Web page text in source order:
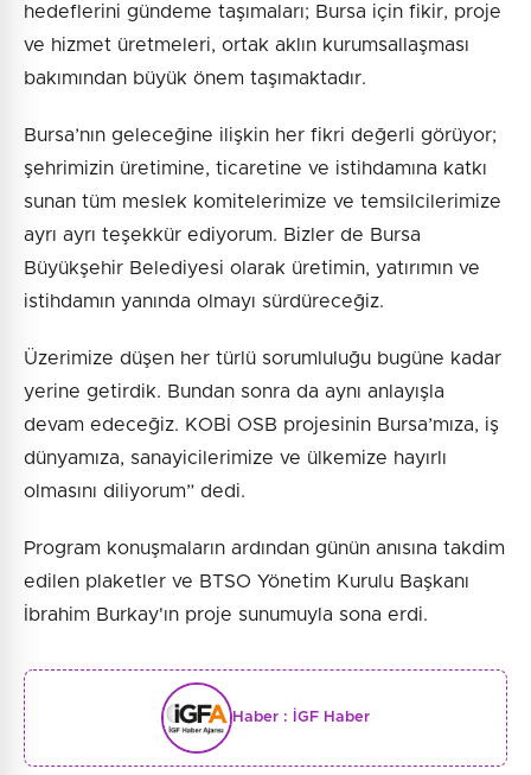
hedeflerini gündeme taşımaları; Bursa için fikir, proje
ve hizmet üretmeleri, ortak aklın kurumsallaşması
bakımından büyük önem taşımaktadır.
Bursa’nın geleceğine ilişkin her fikri değerli görüyor;
şehrimizin üretimine, ticaretine ve istihdamına katkı
sunan tüm meslek komitelerimize ve temsilcilerimize
ayrı ayrı teşekkür ediyorum. Bizler de Bursa
Büyükşehir Belediyesi olarak üretimin, yatırımın ve
istihdamın yanında olmayı sürdüreceğiz.
Üzerimize düşen her türlü sorumluluğu bugüne kadar
yerine getirdik. Bundan sonra da aynı anlayışla
devam edeceğiz. KOBİ OSB projesinin Bursa’mıza, iş
dünyamıza, sanayicilerimize ve ülkemize hayırlı
olmasını diliyorum” dedi.
Program konuşmaların ardından günün anısına takdim
edilen plaketler ve BTSO Yönetim Kurulu Başkanı
İbrahim Burkay'ın proje sunumuyla sona erdi.
Haber : İGF Haber